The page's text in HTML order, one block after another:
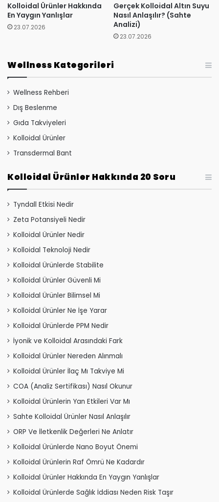
Kolloidal Ürünler Hakkında
En Yaygın Yanlışlar
23.07.2026
Gerçek Kolloidal Altın Suyu
Nasıl Anlaşılır? (Sahte
Analizi)
23.07.2026
Wellness Kategorileri
Wellness Rehberi
Dış Beslenme
Gıda Takviyeleri
Kolloidal Ürünler
Transdermal Bant
Kolloidal Ürünler Hakkında 20 Soru
Tyndall Etkisi Nedir
Zeta Potansiyeli Nedir
Kolloidal Ürünler Nedir
Kolloidal Teknoloji Nedir
Kolloidal Ürünlerde Stabilite
Kolloidal Ürünler Güvenli Mi
Kolloidal Ürünler Bilimsel Mi
Kolloidal Ürünler Ne İşe Yarar
Kolloidal Ürünlerde PPM Nedir
İyonik ve Kolloidal Arasındaki Fark
Kolloidal Ürünler Nereden Alınmalı
Kolloidal Ürünler İlaç Mı Takviye Mi
COA (Analiz Sertifikası) Nasıl Okunur
Kolloidal Ürünlerin Yan Etkileri Var Mı
Sahte Kolloidal Ürünler Nasıl Anlaşılır
ORP Ve İletkenlik Değerleri Ne Anlatır
Kolloidal Ürünlerde Nano Boyut Önemi
Kolloidal Ürünlerin Raf Ömrü Ne Kadardır
Kolloidal Ürünler Hakkında En Yaygın Yanlışlar
Kolloidal Ürünlerde Sağlık İddiası Neden Risk Taşır